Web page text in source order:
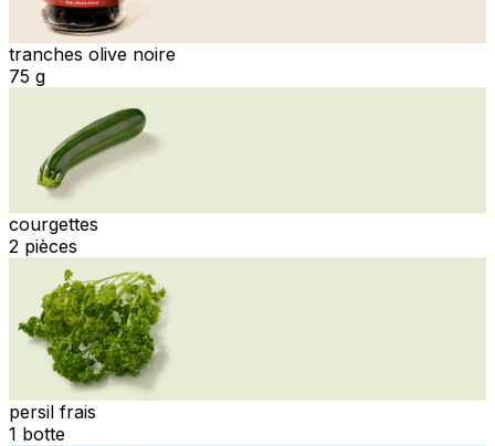
tranches olive noire
75 g
courgettes
2 pièces
persil frais
1 botte